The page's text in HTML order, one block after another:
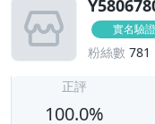
實名驗證
粉絲數 781
正評
100.0%